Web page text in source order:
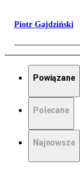
Piotr Gajdziński
Powiązane
Polecane
Najnowsze